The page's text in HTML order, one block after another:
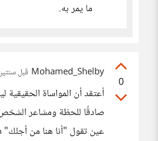
ما يمر به.
0
Mohamed_Shelby قبل
أعتقد أن المواساة
صادقًا للحظة ومشاعر
عين تقول "أنا هنا من